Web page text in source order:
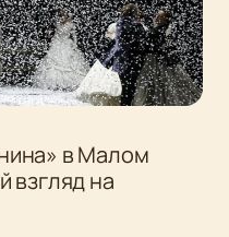
в Малом
взгляд на